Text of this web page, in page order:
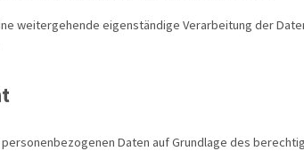
weitergehende eigenständige Verarbeitung der
Daten auf Grundlage des